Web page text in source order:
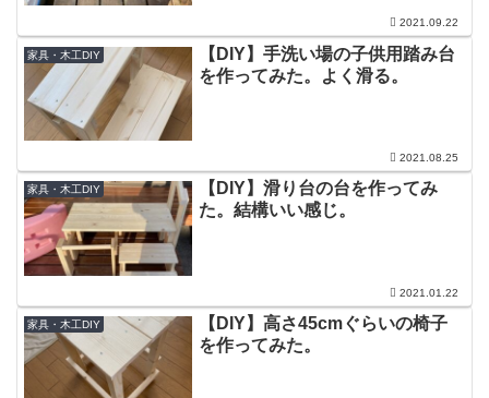
2021.09.22
家具・木工DIY
【DIY】手洗い場の子供用踏み台
を作ってみた。よく滑る。
2021.08.25
家具・木工DIY
【DIY】滑り台の台を作ってみ
た。結構いい感じ。
2021.01.22
家具・木工DIY
【DIY】高さ45cmぐらいの椅子
を作ってみた。